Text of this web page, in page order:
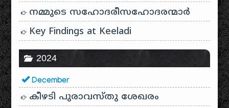
നമ്മുടെ സഹോദരീസഹോദരന്മാർ
Key Findings at Keeladi
2024
December
കീഴടി പുരാവസ്തു ശേഖരം